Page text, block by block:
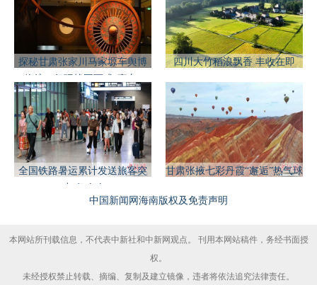
探秘甘肃张家川马家塬车舆博
四川大竹稻浪飘香 丰收在即
全国铁路暑运累计发送旅客突
甘肃张掖七彩丹霞“邂逅”热气球
中国新闻网海南版权及免责声明
本网站所刊载信息，不代表中新社和中新网观点。 刊用本网站稿件，务经书面授
权。
未经授权禁止转载、摘编、复制及建立镜像，违者将依法追究法律责任。